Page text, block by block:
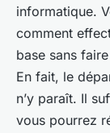
armelle•18
informatique.
comment
base sans
En fait, le
n’y paraît. Il
vous pourrez